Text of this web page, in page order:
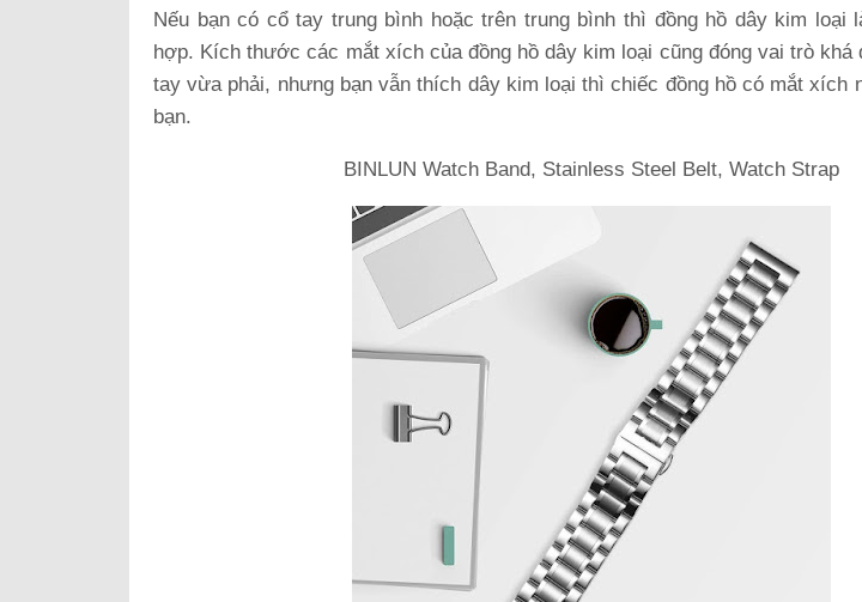
Nếu bạn có cổ tay trung bình hoặc trên trung bình thì đồng hồ dây kim loại
hợp. Kích thước các mắt xích của đồng hồ dây kim loại cũng đóng vai trò khá
tay vừa phải, nhưng bạn vẫn thích dây kim loại thì chiếc đồng hồ có mắt xích
bạn.
BINLUN Watch Band, Stainless Steel Belt, Watch Strap